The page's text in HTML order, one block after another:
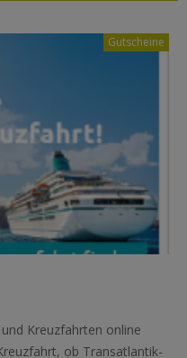
Gutscheine
Kreuzfahrten online
ob Transatlantik-